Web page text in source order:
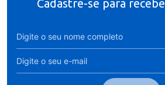
Cadastre-se para